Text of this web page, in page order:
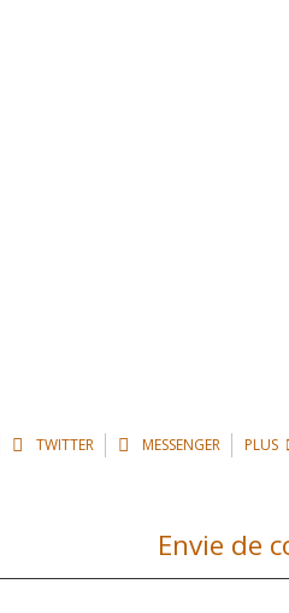
TWITTER MESSENGER PLUS
Envie de